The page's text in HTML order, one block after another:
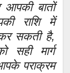
आपकी बातों
राशि में
सकती है,
सही मार्ग
पराक्रम